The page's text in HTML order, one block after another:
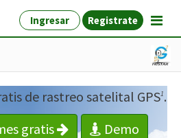
Ingresar Registrate
de rastreo satelital GPS1.
gratis
Demo